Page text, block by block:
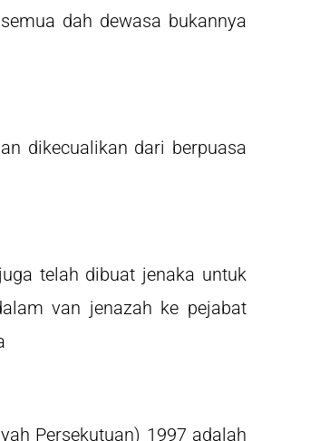
dah dewasa bukannya
dikecualikan dari berpuasa
telah dibuat jenaka untuk
van jenazah ke pejabat
Persekutuan) 1997 adalah